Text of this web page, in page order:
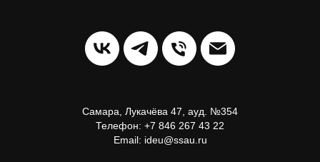
Самара, Лукачёва 47, ауд. №354
Телефон: +7 846 267 43 22
Email: ideu@ssau.ru